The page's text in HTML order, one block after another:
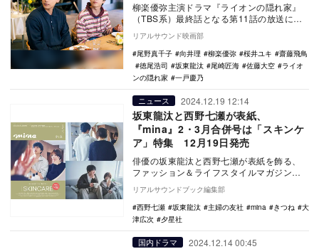
柳楽優弥主演ドラマ『ライオンの隠れ家』
（TBS系）最終話となる第11話の放送に向
けて、松本友香プロデューサーのコメント
が公開され…
リアルサウンド映画部
尾野真千子
向井理 柳楽優弥 桜井ユキ
齋藤飛鳥
徳尾浩司
坂東龍汰 尾崎匠海 佐藤大空
ライオ
ンの隠れ家
一戸慶乃
ニュース 2024.12.19 12:14
坂東龍汰と西野七瀬が表紙、
『mina』2・3月合併号は「スキンケ
ア」特集 12月19日発売
俳優の坂東龍汰と西野七瀬が表紙を飾る、
ファッション＆ライフスタイルマガジン
『mina』２・３月合併号が12月19日（木）
発売に発…
リアルサウンドブック編集部
西野七瀬
坂東龍汰 主婦の友社 mina きつね
大
津広次
夕星社
国内ドラマ 2024.12.14 00:45